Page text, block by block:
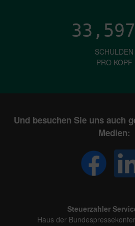
33,597
SCHULDEN
PRO KOPF
Und besuchen Sie uns auch
Medien:
Steuerzahler
Haus der